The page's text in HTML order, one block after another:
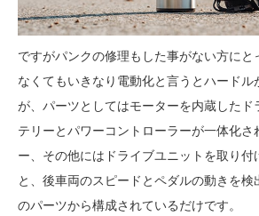
ですがパンクの修理もした事がない方に
なくてもいきなり電動化と言うとハードル
が、パーツとしてはモーターを内蔵したド
テリーとパワーコントローラーが一体化さ
ー、その他にはドライブユニットを取り付
と、後車両のスピードとペダルの動きを検
のパーツから構成されているだけです。